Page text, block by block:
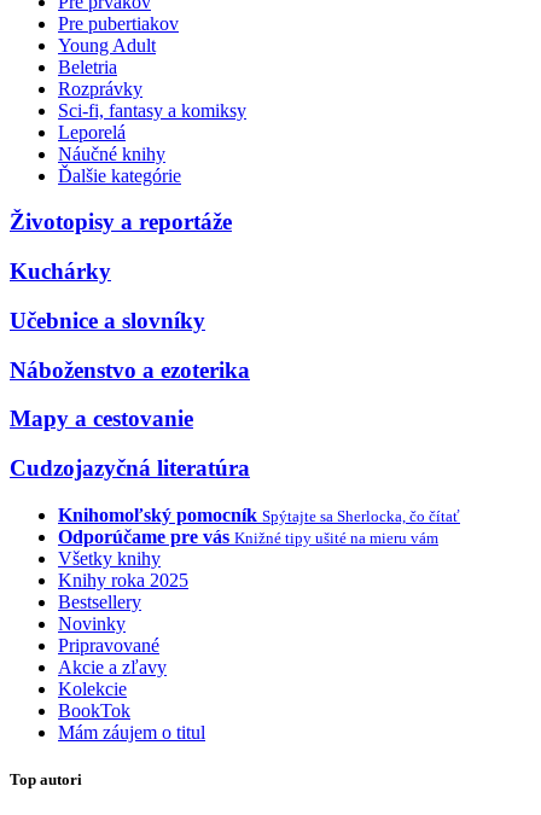
Pre pubertiakov
Young Adult
Beletria
Rozprávky
Sci-fi, fantasy a komiksy
Leporelá
Náučné knihy
Ďalšie kategórie
Životopisy a reportáže
Kuchárky
Učebnice a slovníky
Náboženstvo a ezoterika
Mapy a cestovanie
Cudzojazyčná literatúra
Knihomoľský pomocník Spýtajte sa Sherlocka, čo čítať
Odporúčame pre vás Knižné tipy ušité na mieru vám
Všetky knihy
Knihy roka 2025
Bestsellery
Novinky
Pripravované
Akcie a zľavy
Kolekcie
BookTok
Mám záujem o titul
Top autori